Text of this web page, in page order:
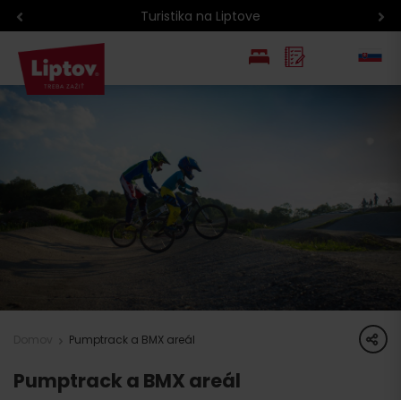
Turistika na Liptove
Pumptrack a BMX areál share
Pumptrack a BMX areál